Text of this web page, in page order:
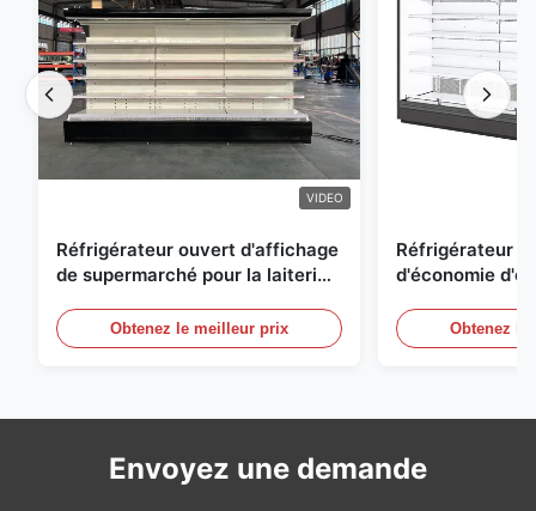
VIDEO
Réfrigérateur ouvert d'affichage
de supermarché pour la laiterie
LED
Obtenez le meilleur prix
Réfrigérateur
d'économie
Obtenez
Envoyez une demande